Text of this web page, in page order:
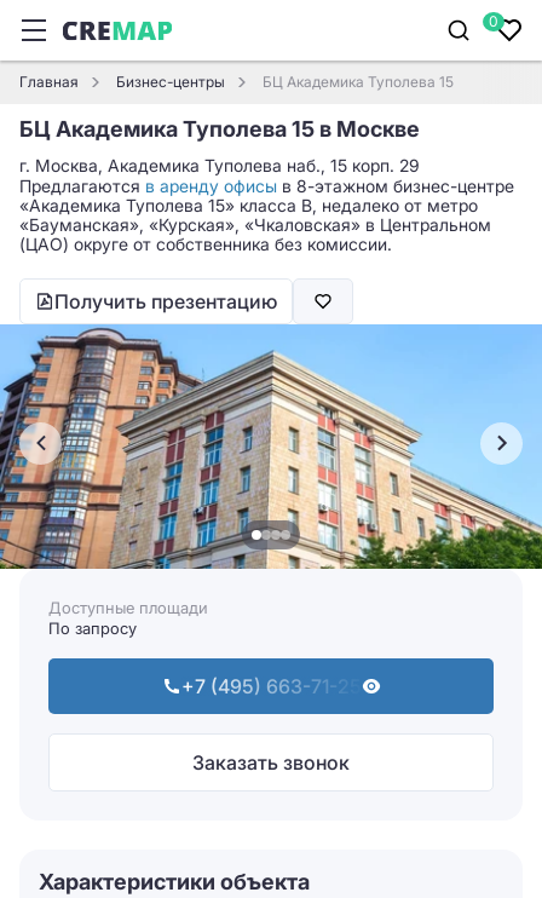
0
Главная Бизнес-центры БЦ Академика Туполева 15
БЦ Академика Туполева 15 в Москве
г. Москва, Академика Туполева наб., 15 корп. 29
Предлагаются в аренду офисы в 8-этажном бизнес-центре
«Академика Туполева 15» класса B, недалеко от метро
«Бауманская», «Курская», «Чкаловская» в Центральном
(ЦАО) округе от собственника без комиссии.
Получить презентацию
Доступные площади
По запросу
+7 (495) 663-71-25
Заказать звонок
Характеристики объекта